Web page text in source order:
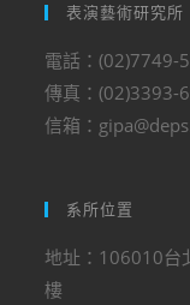
表演藝術研究所
電話：(02)7749-
傳真：(02)3393-
信箱：
系所位置
地址：106010台
樓